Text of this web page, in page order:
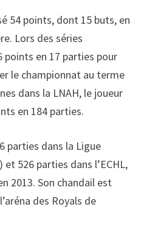
54 points, dont 15 buts, en
Lors des séries
points en 17 parties pour
le championnat au terme
dans la LNAH, le joueur
en 184 parties.
parties dans la Ligue
526 parties dans l’ECHL,
2013. Son chandail est
des Royals de